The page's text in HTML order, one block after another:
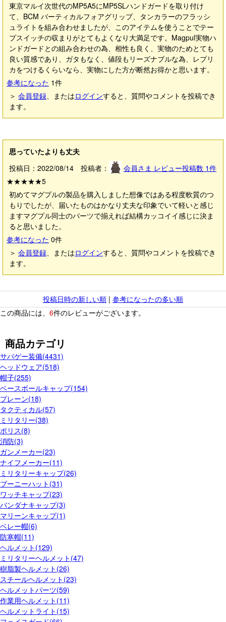
東京マルイ次世代のMP5A5にMP5SLハンドガードを取り付け
て、BCM バーティカルフォアグリップ、タンカラーのフラッシ
ュライトを組み合わせましたが、このアイテムを使うことでテー
プスイッチの収まりがとてもよくなり大満足です。Magpul実物ハ
ンドガードとの組み合わせの為、相性も良く、実物のためとても
良い質感であり、ガタもなく、値段もリーズナブルな為、レプリ
カをつけるくらいなら、実物にした方が断然お得かと思います。
参考になった 1件
＞ 会員登録、またはログインすると、質問やコメントを投稿でき
ます。
思っていたよりも丈夫
投稿日：2022/08/14 投稿者：
会員さま レビュー投稿数 1件
★★★★★5
初めてマグプルの製品を購入しました想像ではある程度軟質のつ
もりでしたが、届いたものはかなり丈夫な印象でいて軽いと感じ
ますマグプル同士のパーツで揃えれば結構カッコイイ感じに決ま
ると思いました。
参考になった 0件
＞ 会員登録、またはログインすると、質問やコメントを投稿でき
ます。
投稿日時の新しい順 | 参考になったの多い順
この商品には、 6件のレビューがございます。
商品カテゴリ
サバゲー装備(4431)
ヘッドウェア(518)
帽子(255)
ベースボールキャップ(154)
プレーン(18)
タクティカル(57)
ミリタリー(38)
ポリス(8)
消防(3)
ガンメーカー(23)
ナイフメーカー(11)
ミリタリーキャップ(26)
ブーニーハット(31)
ワッチキャップ(23)
バンダナキャップ(3)
マリーンキャップ(1)
ベレー帽(6)
防寒帽(11)
ヘルメット(129)
ミリタリーヘルメット(47)
樹脂製ヘルメット(26)
スチールヘルメット(23)
ヘルメットパーツ(59)
作業用ヘルメット(11)
ヘルメットライト(15)